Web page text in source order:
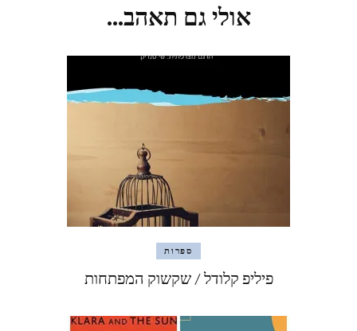
אולי גם תאהב...
ספרות
פיליפ קלודל / שקשוק המפתחות